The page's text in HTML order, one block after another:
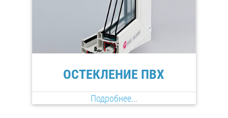
ОСТЕКЛЕНИЕ ПВХ
Подробнее...